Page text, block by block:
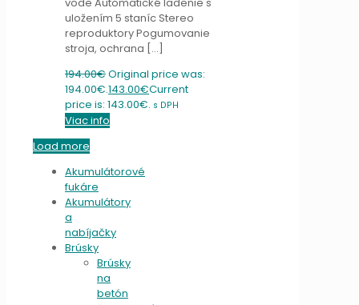
uložením 5 staníc Stereo
reproduktory Pogumovanie
stroja, ochrana […]
194.00€Original price was:
194.00€.143.00€Current
price is: 143.00€. s DPH
Viac info
Load more
Akumulátorové
fukáre
Akumulátory
a
nabíjačky
Brúsky
Brúsky
na
betón